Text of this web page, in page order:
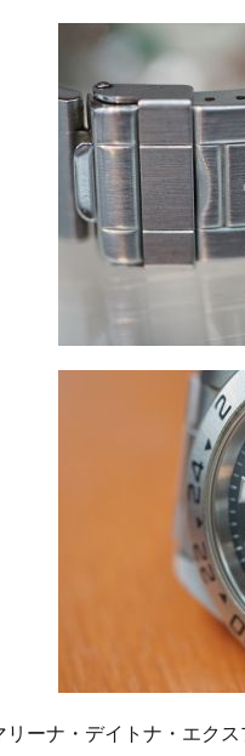
ーナ・デイトナ・エク